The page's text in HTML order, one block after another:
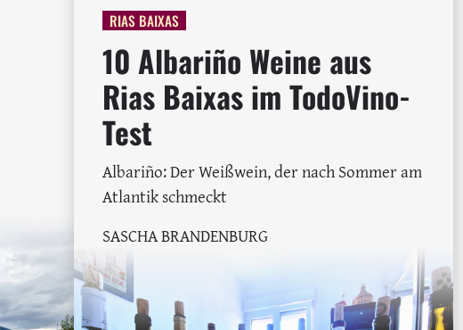
RIAS BAIXAS
10 Albariño Weine aus
Rias Baixas im TodoVino-
Test
Albariño: Der Weißwein, der nach Sommer am
Atlantik schmeckt
SASCHA BRANDENBURG